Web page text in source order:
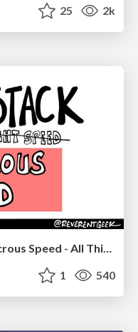
25 2k
JAMstack: Web Apps at Ludicrous Speed - All Things Open 2022
1 540